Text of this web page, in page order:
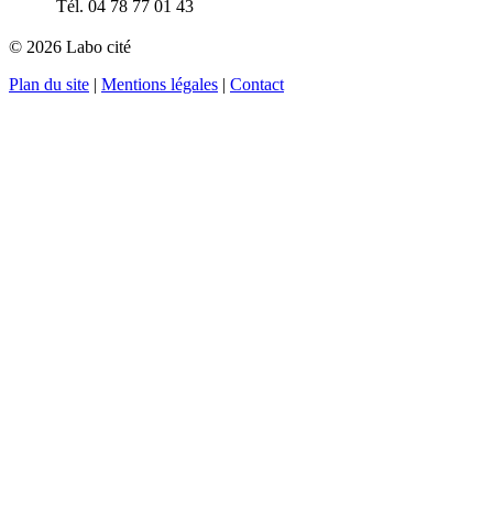
Tél. 04 78 77 01 43
© 2026 Labo cité
Plan du site | Mentions légales | Contact